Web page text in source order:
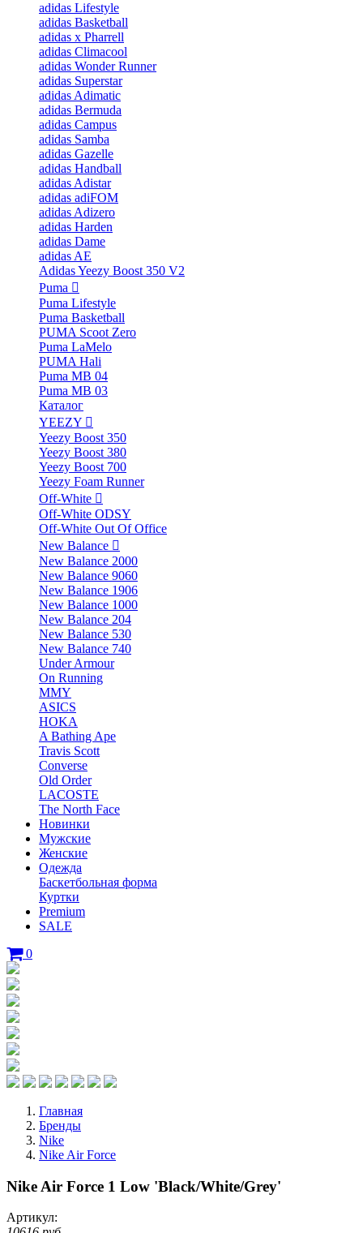
adidas Lifestyle
adidas Basketball
adidas x Pharrell
adidas Climacool
adidas Wonder Runner
adidas Superstar
adidas Adimatic
adidas Bermuda
adidas Campus
adidas Samba
adidas Gazelle
adidas Handball
adidas Adistar
adidas adiFOM
adidas Adizero
adidas Harden
adidas Dame
adidas AE
Adidas Yeezy Boost 350 V2
Puma
Puma Lifestyle
Puma Basketball
PUMA Scoot Zero
Puma LaMelo
PUMA Hali
Puma MB 04
Puma MB 03
Каталог
YEEZY
Yeezy Boost 350
Yeezy Boost 380
Yeezy Boost 700
Yeezy Foam Runner
Off-White
Off-White ODSY
Off-White Out Of Office
New Balance
New Balance 2000
New Balance 9060
New Balance 1906
New Balance 1000
New Balance 204
New Balance 530
New Balance 740
Under Armour
On Running
MMY
ASICS
HOKA
A Bathing Ape
Travis Scott
Converse
Old Order
LACOSTE
The North Face
Новинки
Мужские
Женские
Одежда
Баскетбольная форма
Куртки
Premium
SALE
0
Главная
Бренды
Nike
Nike Air Force
Nike Air Force 1 Low 'Black/White/Grey'
Артикул: